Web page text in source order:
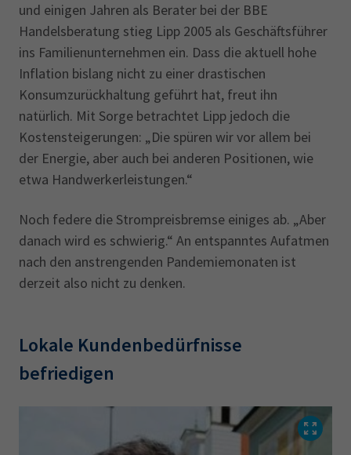
und einigen Jahren als Berater bei der BBE
Handelsberatung stieg Lipp 2005 als Geschäftsführer
ins Familienunternehmen ein. Dass die aktuell hohe
Inflation bislang nicht zu einer drastischen
Konsumzurückhaltung geführt hat, freut ihn
natürlich. Mit Sorge betrachtet Lipp jedoch die
Kostensteigerungen: „Die spüren wir vor allem bei
der Energie, aber auch bei anderen Positionen, wie
etwa Handwerkerleistungen.“
Noch federe die Strompreisbremse einiges ab. „Aber
danach wird es schwierig.“ An entspanntes Aufatmen
nach den anstrengenden Pandemiemonaten ist
derzeit also nicht zu denken.
Lokale Kundenbedürfnisse
befriedigen